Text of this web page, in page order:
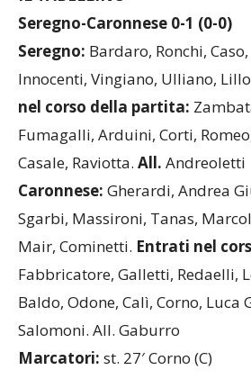
IL TABELLINO
Seregno-Caronnese 0-1 (0-0)
Bardaro, Ronchi,
Innocenti, Vingiano, Ulliano,
Fumagalli, Arduini, Corti,
Casale, Raviotta.
Sgarbi, Massironi, Tanas,
Salomoni.All. Gaburro